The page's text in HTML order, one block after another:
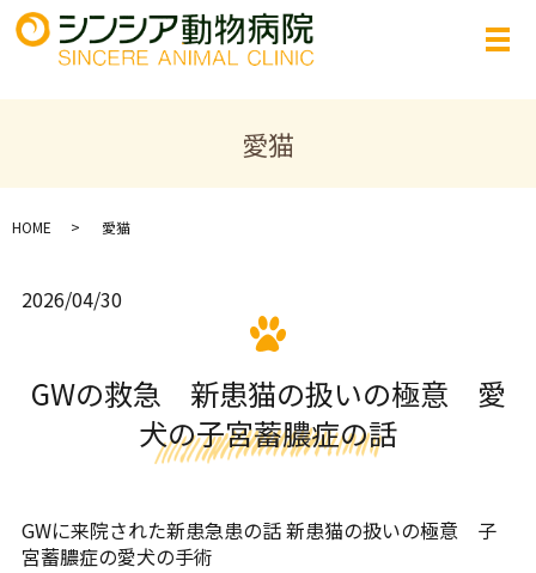
愛猫
HOME 愛猫
2026/04/30
GWの救急 新患猫の扱いの極意 愛
犬の子宮蓄膿症の話
GWに来院された新患急患の話 新患猫の扱いの極意 子
宮蓄膿症の愛犬の手術